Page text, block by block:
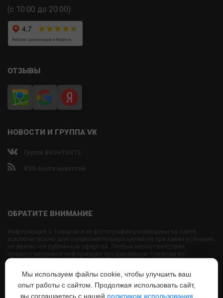
(с 10:00 до 20:00)
ОТЗЫВЫ
НОВОСТИ И ГРУППА VK
Группа ВКОНТАКТЕ
RSS-лента новостей
ОБРАТИТЕ ВНИМАНИЕ
Информация о товарах и их фотографии размещены на сайте
исключительно для ознакомительных целей ни при каких условиях
не являются публичной офертой. Любые несоответствия
предоставленной информации продаваемым товарам не
являются основанием для претензий, так как внешний вид и
свое усмотрение.
Использование текстовых или графических материалов с сайта
запрещено без согласования с администрацией USPORTS
Мы используем файлы cookie, чтобы улучшить ваш
опыт работы с сайтом. Продолжая использовать сайт,
вы соглашаетесь с нашей политиком использования